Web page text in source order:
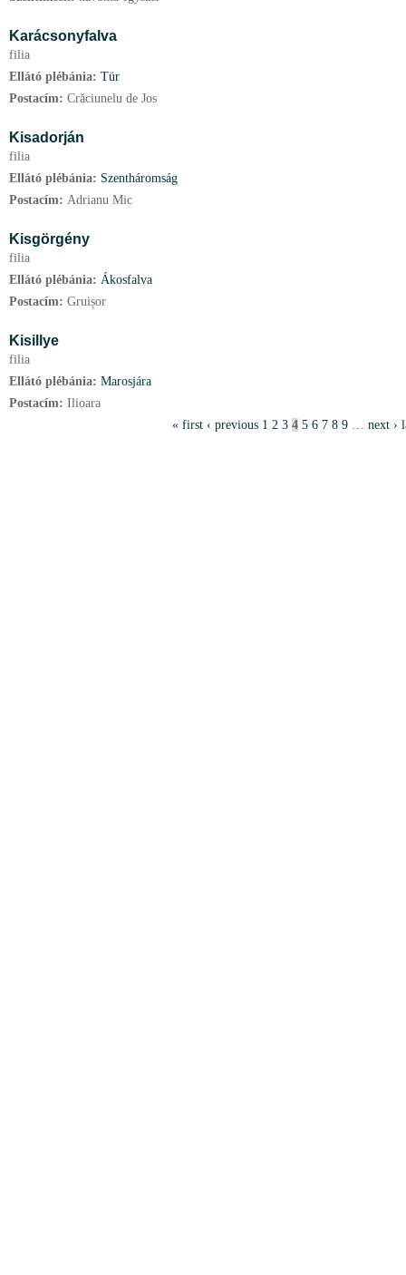
Karácsonyfalva
filia
Ellátó plébánia: Tür
Postacím: Crăciunelu de Jos
Kisadorján
filia
Ellátó plébánia: Szentháromság
Postacím: Adrianu Mic
Kisgörgény
filia
Ellátó plébánia: Ákosfalva
Postacím: Gruișor
Kisillye
filia
Ellátó plébánia: Marosjára
Postacím: Ilioara
« first ‹ previous 1 2 3 4 5 6 7 8 9 … next ›